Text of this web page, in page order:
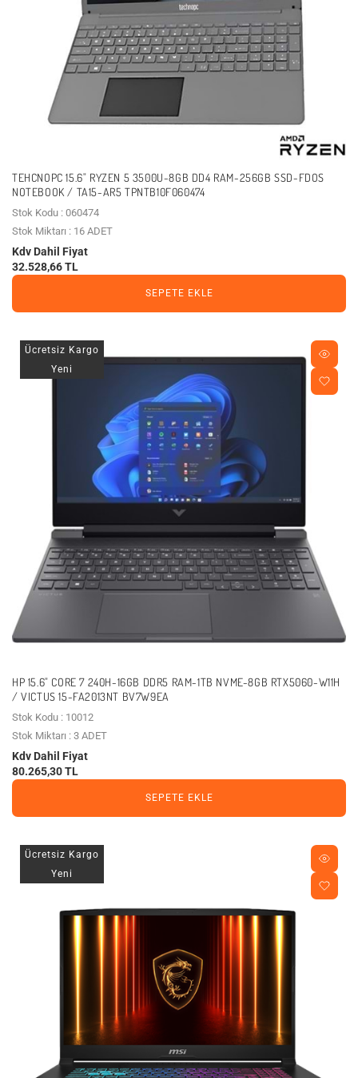
TEHCNOPC 15.6" RYZEN 5 3500U-8GB DD4 RAM-256GB SSD-FDOS
NOTEBOOK / TA15-AR5 TPNTB10F060474
Stok Kodu : 060474
Stok Miktarı : 16 ADET
Kdv Dahil Fiyat
32.528,66 TL
SEPETE EKLE
Ücretsiz Kargo
Yeni
HP 15.6" CORE 7 240H-16GB DDR5 RAM-1TB NVME-8GB RTX5060-W11H
/ VICTUS 15-FA2013NT BV7W9EA
Stok Kodu : 10012
Stok Miktarı : 3 ADET
Kdv Dahil Fiyat
80.265,30 TL
SEPETE EKLE
Ücretsiz Kargo
Yeni